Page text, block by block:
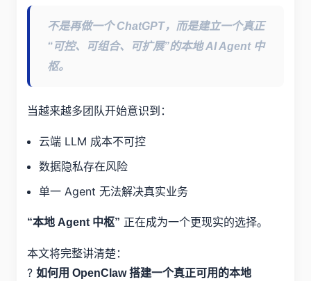
不是再做一个 ChatGPT，而是建立一个真正
“可控、可组合、可扩展”的本地 AI Agent 中
枢。
当越来越多团队开始意识到：
云端 LLM 成本不可控
数据隐私存在风险
单一 Agent 无法解决真实业务
“本地 Agent 中枢” 正在成为一个更现实的选择。
本文将完整讲清楚：
? 如何用 OpenClaw 搭建一个真正可用的本地